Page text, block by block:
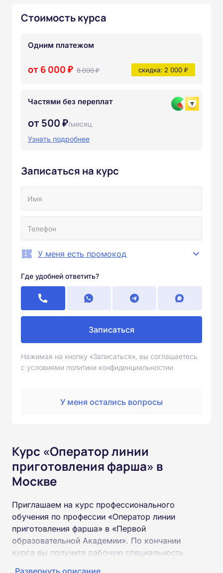
Стоимость курса
Одним платежом
от 6 000 ₽ 8 000 ₽ скидка: 2 000 ₽
Частями без переплат
от 500 ₽/месяц
Узнать подробнее
Записаться на курс
У меня есть промокод
Где удобней ответить?
Записаться
Нажимая на кнопку «Записаться», вы соглашаетесь
с условиями политики конфиденциальностии
У меня остались вопросы
Курс «Оператор линии
приготовления фарша» в
Москве
Приглашаем на курс профессионального
обучения по профессии «Оператор линии
приготовления фарша» в «Первой
образовательной Академии». По кончании
курса вы получите рабочую специальность
Развернуть описание